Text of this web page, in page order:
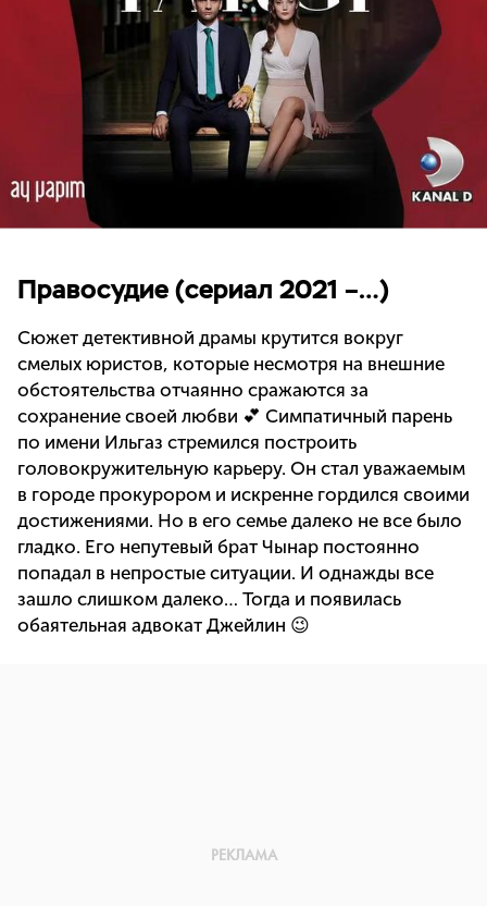
Правосудие (сериал 2021 –…)
Сюжет детективной драмы крутится вокруг
смелых юристов, которые несмотря на внешние
обстоятельства отчаянно сражаются за
сохранение своей любви 💕 Симпатичный парень
по имени Ильгаз стремился построить
головокружительную карьеру. Он стал уважаемым
в городе прокурором и искренне гордился своими
достижениями. Но в его семье далеко не все было
гладко. Его непутевый брат Чынар постоянно
попадал в непростые ситуации. И однажды все
зашло слишком далеко… Тогда и появилась
обаятельная адвокат Джейлин 😉